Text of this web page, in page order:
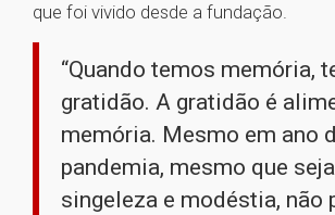
que foi vivido desde a fundação.
“Quando temos memória,
gratidão. A gratidão é
memória. Mesmo em ano
pandemia, mesmo que
singeleza e modéstia, não